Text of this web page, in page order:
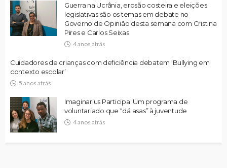
Guerra na Ucrânia, erosão costeira e eleições
legislativas são os temas em debate no
Governo de Opinião desta semana com Cristina
Pires e Carlos Seixas
4 anos atrás
Cuidadores de crianças com deficiência debatem ‘Bullying em
contexto escolar’
5 anos atrás
Imaginarius Participa: Um programa de
voluntariado que “dá asas” à juventude
4 anos atrás